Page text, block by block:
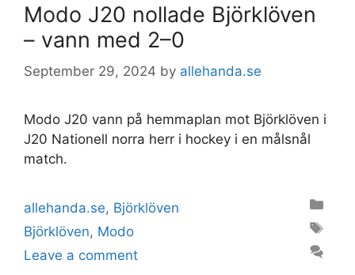
Modo J20 nollade Björklöven
– vann med 2–0
September 29, 2024 by allehanda.se
Modo J20 vann på hemmaplan mot Björklöven i
J20 Nationell norra herr i hockey i en målsnål
match.
Categories
allehanda.se, Björklöven
Tags
Björklöven, Modo
Leave a comment